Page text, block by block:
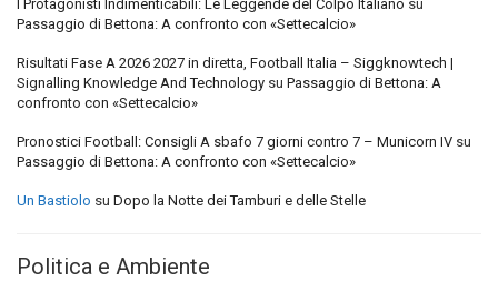
I Protagonisti Indimenticabili: Le Leggende del Colpo Italiano su
Passaggio di Bettona: A confronto con «Settecalcio»
Risultati Fase A 2026 2027 in diretta, Football Italia – Siggknowtech |
Signalling Knowledge And Technology su Passaggio di Bettona: A
confronto con «Settecalcio»
Pronostici Football: Consigli A sbafo 7 giorni contro 7 – Municorn IV su
Passaggio di Bettona: A confronto con «Settecalcio»
Un Bastiolo su Dopo la Notte dei Tamburi e delle Stelle
Politica e Ambiente